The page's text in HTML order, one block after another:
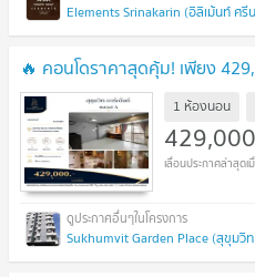
Elements Srinakarin (อิลิเม้นท์ ศรี
🔥 คอนโดราคาสุดคุ้ม! เพียง
1 ห้องนอน
429,000
Sukhumvit Garden Place (สุขุมวิ